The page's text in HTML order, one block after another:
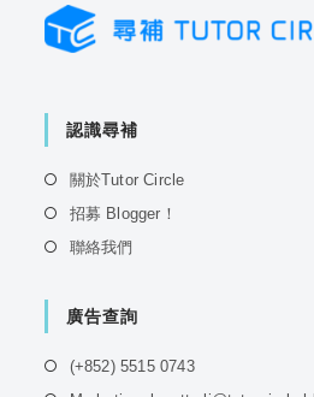
認識尋補
關於Tutor CircleOpens
招募 Blogger！
聯絡我們
new
廣告查詢
(+852) 5515 0743Opens